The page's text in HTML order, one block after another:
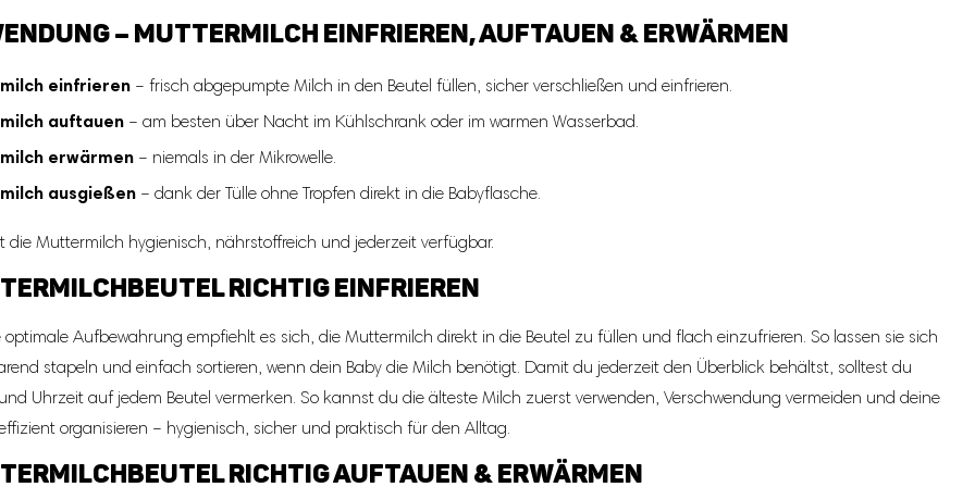
– MUTTERMILCH EINFRIEREN, AUFTAUEN & ERWÄRMEN
einfrieren – frisch abgepumpte Milch in den Beutel füllen, sicher verschließen und einfrieren.
auftauen – am besten über Nacht im Kühlschrank oder im warmen Wasserbad.
erwärmen – niemals in der Mikrowelle.
ausgießen – dank der Tülle ohne Tropfen direkt in die Babyflasche.
die Muttermilch hygienisch, nährstoffreich und jederzeit verfügbar.
RICHTIG EINFRIEREN
optimale Aufbewahrung empfiehlt es sich, die Muttermilch direkt in die Beutel zu füllen und flach einzufrieren. So lassen sie sich
stapeln und einfach sortieren, wenn dein Baby die Milch benötigt. Damit du jederzeit den Überblick behältst, solltest du
Uhrzeit auf jedem Beutel vermerken. So kannst du die älteste Milch zuerst verwenden, Verschwendung vermeiden und deine
organisieren – hygienisch, sicher und praktisch für den Alltag.
RICHTIG AUFTAUEN & ERWÄRMEN